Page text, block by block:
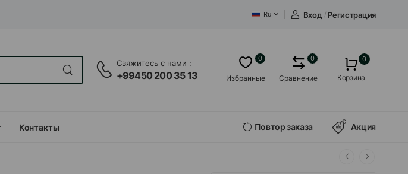
Ru Вход / Регистрация
Свяжитесь с нами :
+99450 200 35 13 Избранные
0
Сравнение
0 0
Корзина
Контакты Повтор заказа Акция